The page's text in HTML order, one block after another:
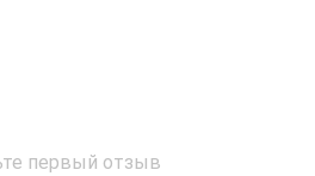
первый отзыв